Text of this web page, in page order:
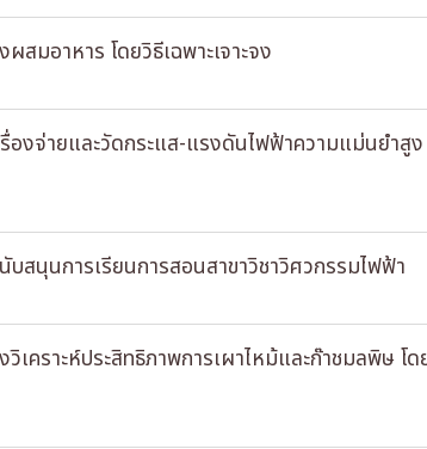
สมอาหาร โดยวิธีเฉพาะเจาะจง
องจ่ายและวัดกระแส-แรงดันไฟฟ้าความแม่นยําสูง
สนุนการเรียนการสอนสาขาวิชาวิศวกรรมไฟฟ้า
เคราะห์ประสิทธิภาพการเผาไหม้และก๊าชมลพิษ โด